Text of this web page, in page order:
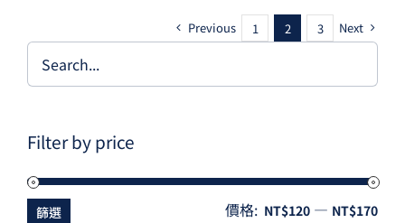
格：
格：
Previous 1 2 3 Next
Filter by price
最最
篩選 價格: NT$120 — NT$170